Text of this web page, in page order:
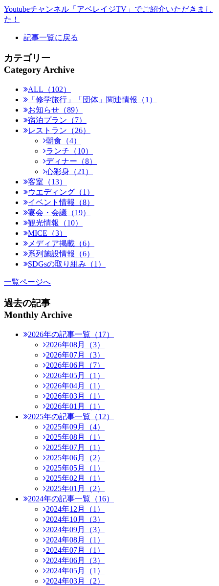
Youtubeチャンネル「アベレイジTV」でご紹介いただきまし
た！
記事一覧に戻る
カテゴリー
Category Archive
ALL（102）
「修学旅行」「団体」関連情報（1）
お知らせ（89）
宿泊プラン（7）
レストラン（26）
朝食（4）
ランチ（10）
ディナー（8）
心彩身（21）
客室（13）
ウエディング（1）
イベント情報（8）
宴会・会議（19）
観光情報（10）
MICE（3）
メディア掲載（6）
系列施設情報（6）
SDGsの取り組み（1）
一覧ページへ
過去の記事
Monthly Archive
2026年の記事一覧（17）
2026年08月（3）
2026年07月（3）
2026年06月（7）
2026年05月（1）
2026年04月（1）
2026年03月（1）
2026年01月（1）
2025年の記事一覧（12）
2025年09月（4）
2025年08月（1）
2025年07月（1）
2025年06月（2）
2025年05月（1）
2025年02月（1）
2025年01月（2）
2024年の記事一覧（16）
2024年12月（1）
2024年10月（3）
2024年09月（3）
2024年08月（1）
2024年07月（1）
2024年06月（3）
2024年05月（1）
2024年03月（2）